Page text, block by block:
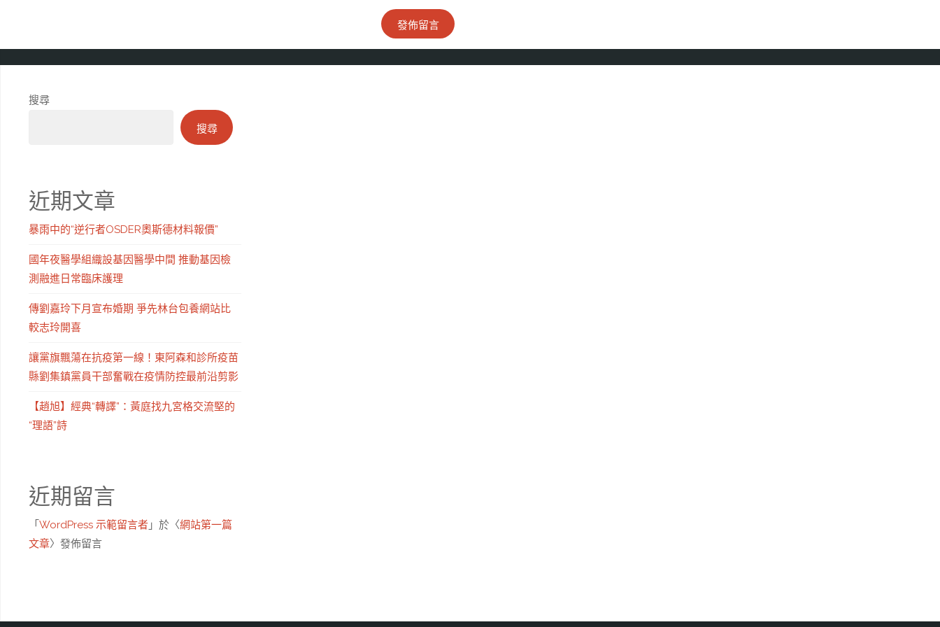
搜尋
搜尋
近期文章
暴雨中的“逆行者OSDER奧斯德材料報價”
國年夜醫學組織設基因醫學中間 推動基因檢
測融進日常臨床護理
傳劉嘉玲下月宣布婚期 爭先林台包養網站比
較志玲開喜
讓黨旗飄蕩在抗疫第一線！東阿森和診所疫苗
縣劉集鎮黨員干部奮戰在疫情防控最前沿剪影
【趙旭】經典“轉譯”：黃庭找九宮格交流堅的
“理語”詩
近期留言
「WordPress 示範留言者 」於〈網站第一篇
文章〉發佈留言